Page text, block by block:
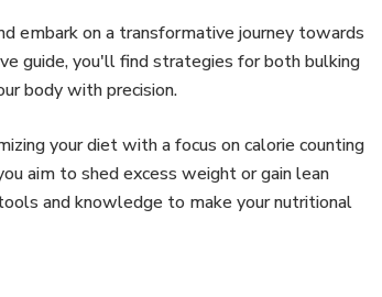
embark on a transformative journey towards
guide, you'll find strategies for both bulking
body with precision.
your diet with a focus on calorie counting
aim to shed excess weight or gain lean
and knowledge to make your nutritional